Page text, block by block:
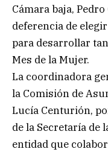
Cámara baja,
deferencia de
para desarrollar
Mes de la Mujer.
La coordinadora
la Comisión de
Lucía Centurión,
de la Secretaría de
entidad que